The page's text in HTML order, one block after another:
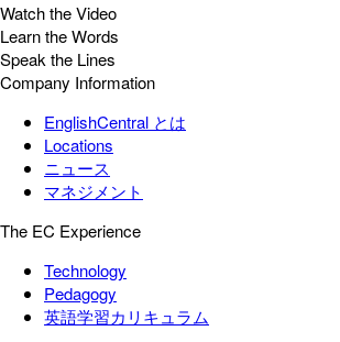
Watch the Video
Learn the Words
Speak the Lines
Company Information
EnglishCentral とは
Locations
ニュース
マネジメント
The EC Experience
Technology
Pedagogy
英語学習カリキュラム